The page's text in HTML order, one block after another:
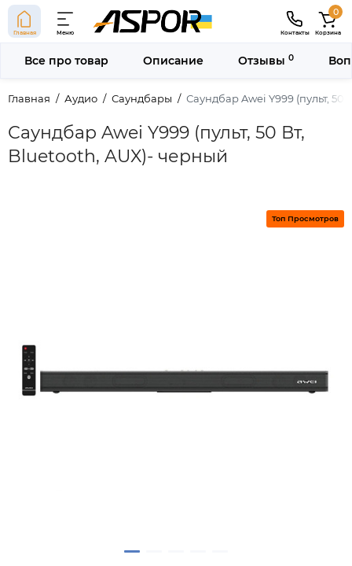
Главная Меню Контакты
0
Корзина
Главная Аудио Саундбары Саундбар Awei Y999 (пульт,
Саундбар Awei Y999 (пульт, 50 Вт,
Bluetooth, AUX)- черный
Все про товар Описание Отзывы 0
Топ Просмотров